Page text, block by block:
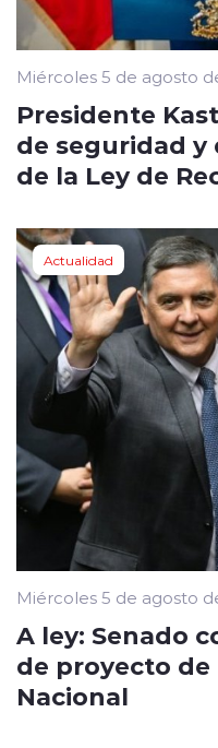
Miércoles 5 de agosto
Presidente
de seguridad y
de la Ley de
Actualidad
Miércoles 5 de agosto
A ley: Senado
de proyecto
Nacional